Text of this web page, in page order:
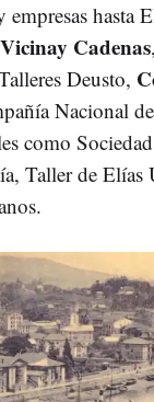
empresas hasta
Vicinay Cadenas,
Deusto,
Nacional
como
Taller de Elías